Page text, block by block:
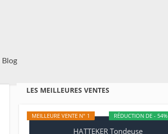
Blog
LES MEILLEURES VENTES
RÉDUCTION DE - 54%
MEILLEURE VENTE N° 1
HATTEKER Tondeuse